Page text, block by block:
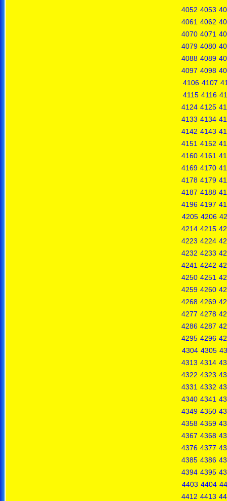
4052 4053
4061 4062
4070 4071
4079 4080
4088 4089
4097 4098
4106 4107
4115 4116
4124 4125
4133 4134
4142 4143
4151 4152
4160 4161
4169 4170
4178 4179
4187 4188
4196 4197
4205 4206
4214 4215
4223 4224
4232 4233
4241 4242
4250 4251
4259 4260
4268 4269
4277 4278
4286 4287
4295 4296
4304 4305
4313 4314
4322 4323
4331 4332
4340 4341
4349 4350
4358 4359
4367 4368
4376 4377
4385 4386
4394 4395
4403 4404
4412 4413